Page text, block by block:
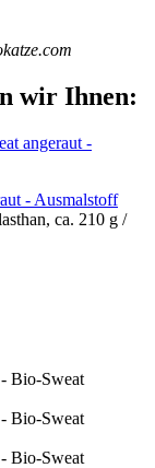
wir Ihnen:
- Ausmalstoff
ca. 210 g /